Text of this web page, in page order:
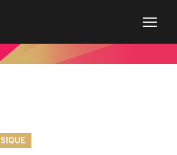
de la page de news $imageentete
?>